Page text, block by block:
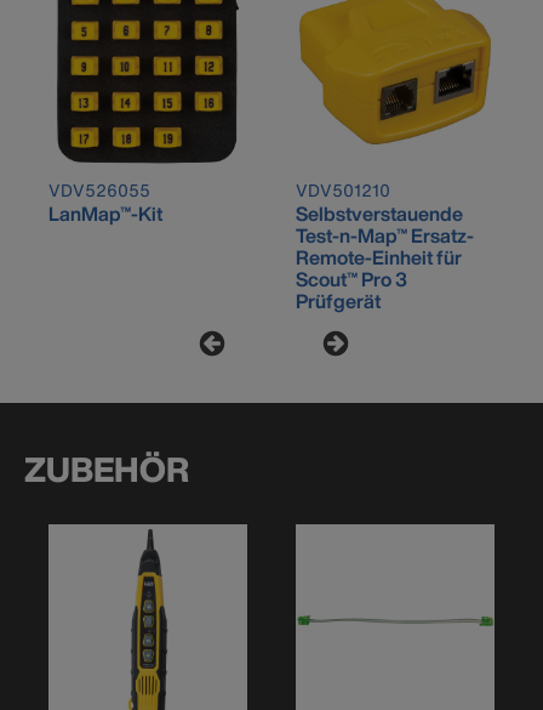
VDV526055
LanMap™-Kit
VDV501210
Selbstverstauende
Test-n-Map™ Ersatz-
Remote-Einheit für
Scout™ Pro 3
Prüfgerät
ZUBEHÖR